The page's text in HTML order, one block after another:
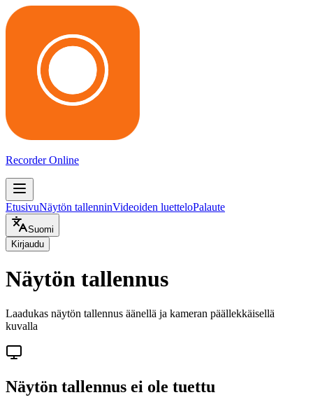
Recorder Online
EtusivuNäytön tallenninVideoiden luetteloPalaute
Suomi
Kirjaudu
Näytön tallennus
Laadukas näytön tallennus äänellä ja kameran päällekkäisellä
kuvalla
Näytön tallennus ei ole tuettu